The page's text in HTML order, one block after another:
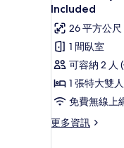
to
Club
Included
的
詳
情
示
Dont
Be
Shy
Room -
Entrance
to
Ushuaia
Included
26 平方公尺
1 間臥室
可容納 2 人
1 張特大雙
免費無線上
更多資訊
更